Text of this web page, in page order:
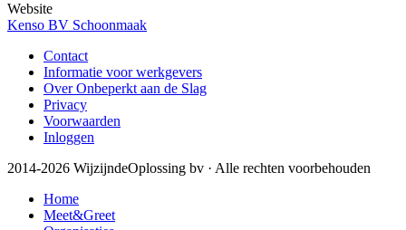
Website
Kenso BV Schoonmaak
Contact
Informatie voor werkgevers
Over Onbeperkt aan de Slag
Privacy
Voorwaarden
Inloggen
2014-2026 WijzijndeOplossing bv · Alle rechten voorbehouden
Home
Meet&Greet